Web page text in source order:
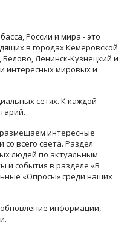
России и мира - это
в городах Кемеровской
Ленинск-Кузнецкий и
интересных мировых и
сетях. К каждой
интересные
всего света. Раздел
людей по актуальным
и события в разделе «В
«Опросы» среди наших
информации,